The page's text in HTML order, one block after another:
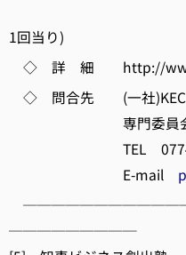
(非会
1回当り)
◇ 詳 細 http://
◇ 問合先 (一社)KEC関
専門委員会推進
TEL 0774-
E-mail
─────────